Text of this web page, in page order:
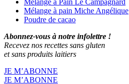
Mélange à pain Miche Angélique
Poudre de cacao
Abonnez-vous à notre infolettre !
Recevez nos recettes sans gluten
et sans produits laitiers
JE M’ABONNE
JE M’ABONNE